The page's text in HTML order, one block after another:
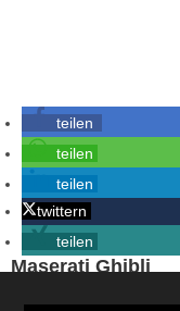
Maserati Ghibli
teilen
teilen
teilen
twittern
teilen